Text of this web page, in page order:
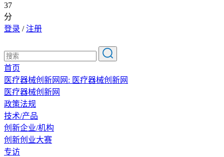
37
分
登录 / 注册
首页
医疗器械创新网网: 医疗器械创新网
医疗器械创新网
政策法规
技术/产品
创新企业/机构
创新创业大赛
专访